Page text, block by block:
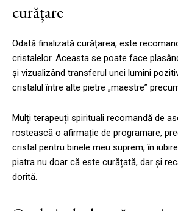
curățare
Odată finalizată curățarea, este
cristalelor. Aceasta se poate face
și vizualizând transferul unei lumini
cristalul între alte pietre „maestre”
Mulți terapeuți spirituali recomandă de
rostească o afirmație de programare,
cristal pentru binele meu suprem, în
piatra nu doar că este curățată, dar și
dorită.